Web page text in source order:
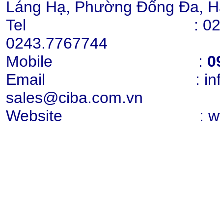
Cao lanh nung Snowhite 80
Chi tiết
Láng Hạ, Phường Đống Đa,
Tel :
0243.7767744
Mobile :
Email :
sales@ciba.com.vn
Website :